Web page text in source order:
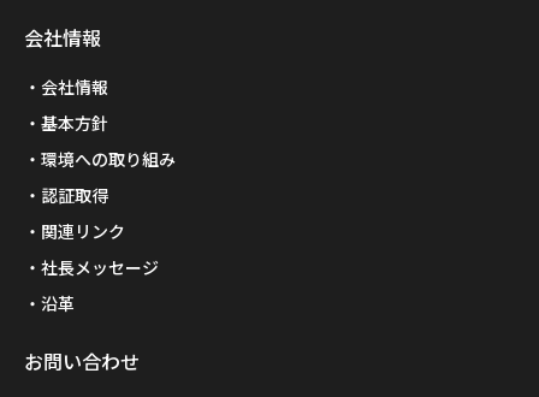
会社情報
会社情報
基本方針
環境への取り組み
認証取得
関連リンク
社長メッセージ
沿革
お問い合わせ